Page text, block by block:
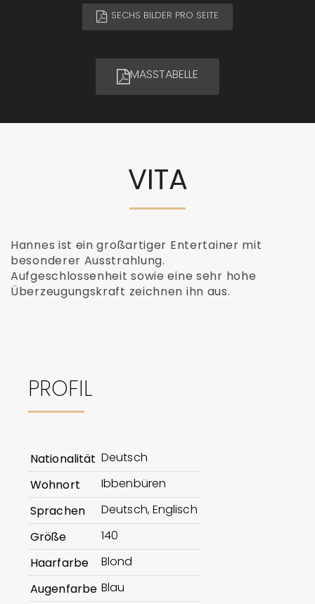
SECHS BILDER PRO SEITE
MASSTABELLE
VITA
Hannes ist ein großartiger Entertainer mit
besonderer Ausstrahlung.
Aufgeschlossenheit sowie eine sehr hohe
Überzeugungskraft zeichnen ihn aus.
PROFIL
Nationalität Deutsch
Wohnort
Ibbenbüren
Sprachen
Deutsch, Englisch
Größe
140
Haarfarbe
Blond
Augenfarbe Blau